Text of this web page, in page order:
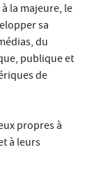
la majeure, le
sa
du
publique et
de
propres à
à leurs